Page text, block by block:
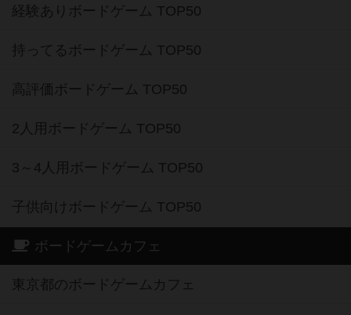
経験ありボードゲーム TOP50
持ってるボードゲーム TOP50
高評価ボードゲーム TOP50
2人用ボードゲーム TOP50
3～4人用ボードゲーム TOP50
子供向けボードゲーム TOP50
ボードゲームカフェ
東京都のボードゲームカフェ